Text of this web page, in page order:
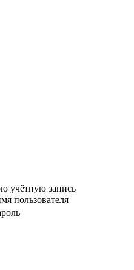
учётную запись
пользователя